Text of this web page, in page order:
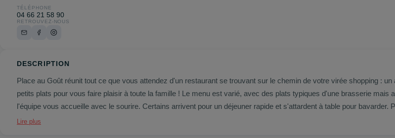
TÉLÉPHONE
04 66 21 58 90
RETROUVEZ-NOUS
DESCRIPTION
Place au Goût réunit tout ce que vous attendez d'un restaurant se trouvant sur le chemin de votre virée shopping :
petits plats pour vous faire plaisir à toute la famille ! Le menu est varié, avec des plats typiques d'une brasserie
l'équipe vous accueille avec le sourire. Certains arrivent pour un déjeuner rapide et s'attardent à table pour bavarder.
Lire plus